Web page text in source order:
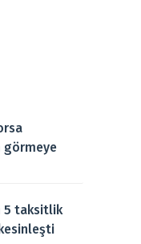
görmeye
5 taksitlik